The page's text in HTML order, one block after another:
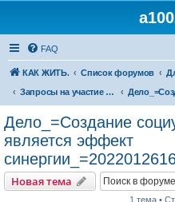
FAQ
КАК ЖИТЬ. Список форумов
Запросы на участие ( в деле, задаче, бизнесе, проблеме ).
Дело_=Создание
является эффект
Новая тема
1 тема •